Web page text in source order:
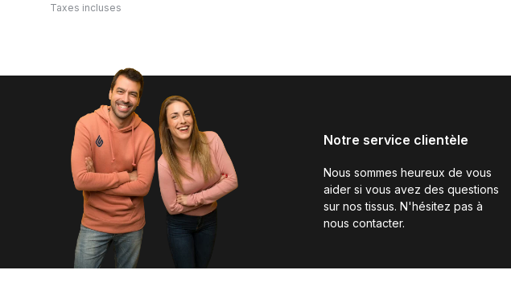
Taxes incluses
Notre service clientèle
Nous sommes heureux de vous
aider si vous avez des questions
sur nos tissus. N'hésitez pas à
nous contacter.